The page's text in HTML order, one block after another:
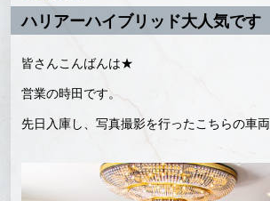
ハリアーハイブリッド大人気です
皆さんこんばんは★
営業の時田です。
先日入庫し、写真撮影を行ったこちらの車両